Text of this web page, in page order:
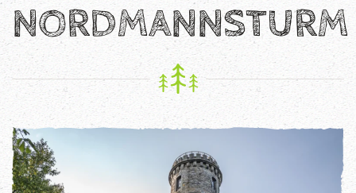
NORDMANNSTURM